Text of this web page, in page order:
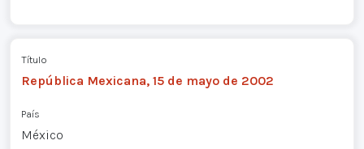
Título
República Mexicana, 15 de mayo de 2002
País
México